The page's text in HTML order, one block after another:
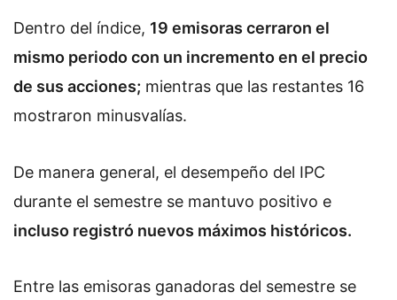
Dentro del índice, 19 emisoras cerraron el
mismo periodo con un incremento en el precio
de sus acciones; mientras que las restantes 16
mostraron minusvalías.
De manera general, el desempeño del IPC
durante el semestre se mantuvo positivo e
incluso registró nuevos máximos históricos.
Entre las emisoras ganadoras del semestre se